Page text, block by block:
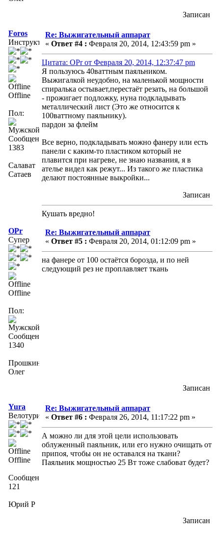
Записан
Foros
Инструктор
Offline
Пол:
Сообщений:
1383
Салават
Сатаев
Re: Выжигательный аппарат
« Ответ #4 : Февраля 20, 2014, 12:43:59 pm »
Цитата: OPr от Февраля 20, 2014, 12:37:47 pm
Я пользуюсь 40ваттным паяльником.
Выжигалкой неудобно, на маленькой мощности
спиралька остывает,перестаёт резать, на большой
- прожигает подложку, нуна подкладывать
металлический лист (Это же относится к
100ваттному паяльнику).
пардон за флейм
Все верно, подкладывать можно фанеру или есть
панели с каким-то пластиком который не
плавится при нагреве, не знаю названия, я в
ателье видел как режут... Из такого же пластика
делают постоянные выкройки...
Записан
Кушать вредно!
OPr
Супер
Offline
Пол:
Сообщений:
1340
Прошкин
Олег
Re: Выжигательный аппарат
« Ответ #5 : Февраля 20, 2014, 01:12:09 pm »
на фанере от 100 остаётся борозда, и по ней
следующий рез не проплавляет ткань
Записан
Yura
Велотурист
Offline
Сообщений:
121
Юрий P
Re: Выжигательный аппарат
« Ответ #6 : Февраля 26, 2014, 11:17:22 pm »
А можно ли для этой цели использовать
облуженный паяльник, или его нужно очищать от
припоя, чтобы он не оставался на ткани?
Паяльник мощностью 25 Вт тоже слабоват будет?
Записан